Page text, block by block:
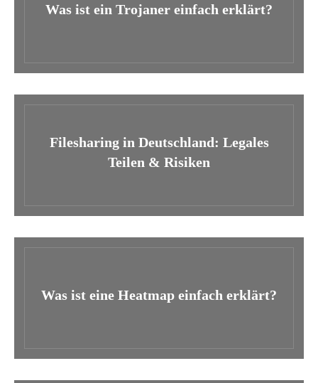
Was ist ein Trojaner einfach erklärt?
Filesharing in Deutschland: Legales
Teilen & Risiken
Was ist eine Heatmap einfach erklärt?